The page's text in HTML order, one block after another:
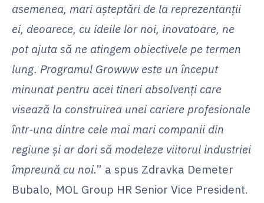
asemenea, mari așteptări de la reprezentanții
ei, deoarece, cu ideile lor noi, inovatoare, ne
pot ajuta să ne atingem obiectivele pe termen
lung. Programul Growww este un început
minunat pentru acei tineri absolvenți care
visează la construirea unei cariere profesionale
într-una dintre cele mai mari companii din
regiune și ar dori să modeleze viitorul industriei
împreună cu noi.” a spus Zdravka Demeter
Bubalo, MOL Group HR Senior Vice President.